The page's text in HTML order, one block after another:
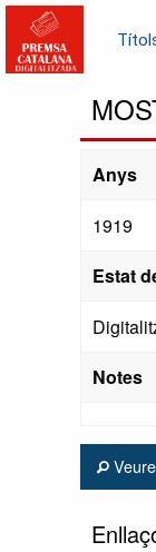
Anys
1919
Estat
Notes